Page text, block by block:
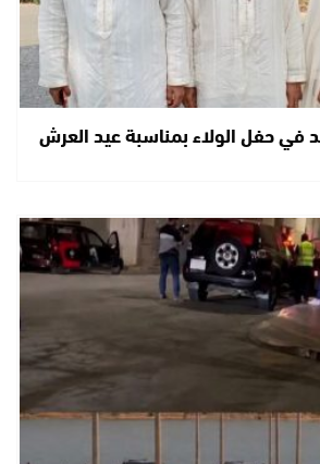
في حفل الولاء بمناسبة عيد العرش